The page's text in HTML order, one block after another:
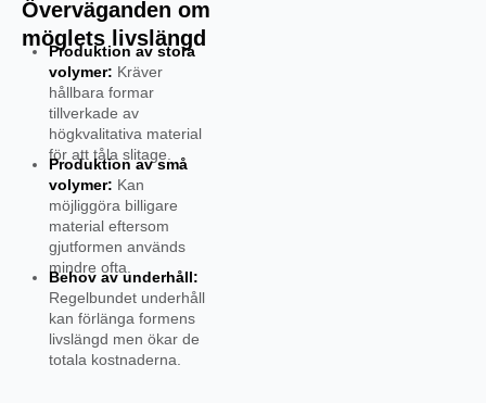
Överväganden om
möglets livslängd
Produktion av stora
volymer: Kräver
hållbara formar
tillverkade av
högkvalitativa material
för att tåla slitage.
Produktion av små
volymer: Kan
möjliggöra billigare
material eftersom
gjutformen används
mindre ofta.
Behov av underhåll:
Regelbundet underhåll
kan förlänga formens
livslängd men ökar de
totala kostnaderna.